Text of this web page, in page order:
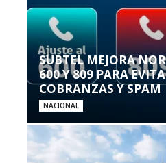
SUBTEL MEJORA
600 Y 809 PARA
COBRANZAS Y SPAM
NACIONAL